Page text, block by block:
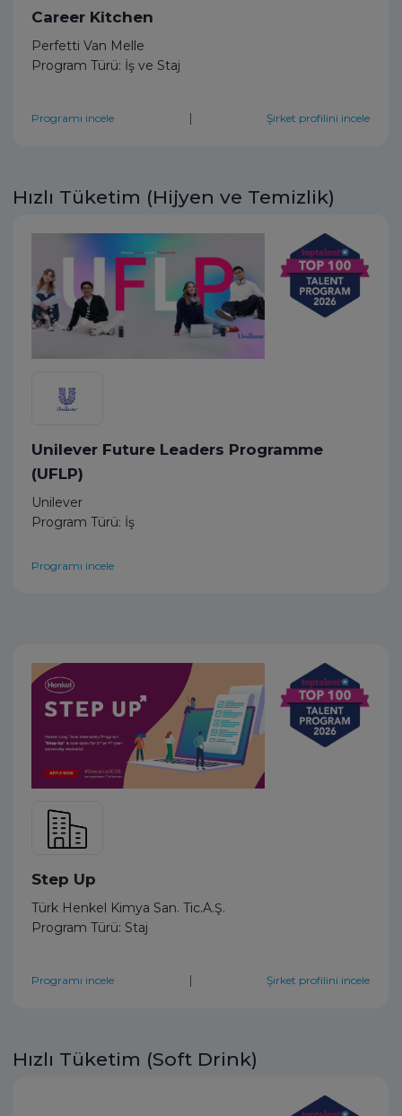
Career Kitchen
Perfetti Van Melle
Program Türü: İş ve Staj
Programı incele | Şirket profilini incele
Hızlı Tüketim (Hijyen ve Temizlik)
Unilever Future Leaders Programme
(UFLP)
Unilever
Program Türü: İş
Programı incele
Step Up
Türk Henkel Kimya San. Tic.A.Ş.
Program Türü: Staj
Programı incele | Şirket profilini incele
Hızlı Tüketim (Soft Drink)